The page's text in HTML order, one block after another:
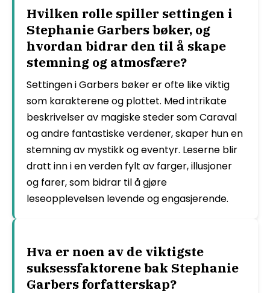
Hvilken rolle spiller settingen i
Stephanie Garbers bøker, og
hvordan bidrar den til å skape
stemning og atmosfære?
Settingen i Garbers bøker er ofte like viktig
som karakterene og plottet. Med intrikate
beskrivelser av magiske steder som Caraval
og andre fantastiske verdener, skaper hun en
stemning av mystikk og eventyr. Leserne blir
dratt inn i en verden fylt av farger, illusjoner
og farer, som bidrar til å gjøre
leseopplevelsen levende og engasjerende.
Hva er noen av de viktigste
suksessfaktorene bak Stephanie
Garbers forfatterskap?